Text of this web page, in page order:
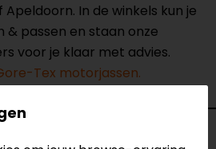
Apeldoorn. In de winkels kun je
passen en staan onze
voor je klaar met advies.
Tex motorjassen.